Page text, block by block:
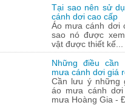
Tại sao nên sử
cánh dơi cao cấp
Áo mưa cánh dơi
sao nó được
vật được thiết kế...
Những điều cần
mưa cánh dơi giá
Cần lưu ý những
áo mưa cánh
mưa Hoàng Gia -